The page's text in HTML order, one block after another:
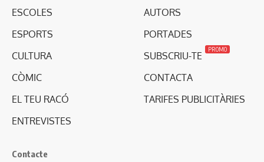
ESCOLES
ESPORTS
CULTURA
CÒMIC
EL TEU RACÓ
ENTREVISTES
AUTORS
PORTADES
SUBSCRIU-TE
PROMO
CONTACTA
TARIFES PUBLICITÀRIES
Contacte